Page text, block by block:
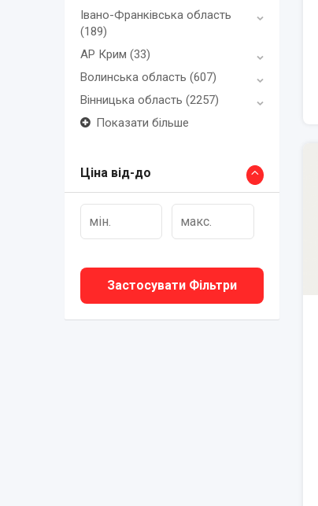
Івано-Франківська область
(189)
АР Крим (33)
Волинська область (607)
Вінницька область (2257)
Показати більше
Ціна від-до
Застосувати Фільтри